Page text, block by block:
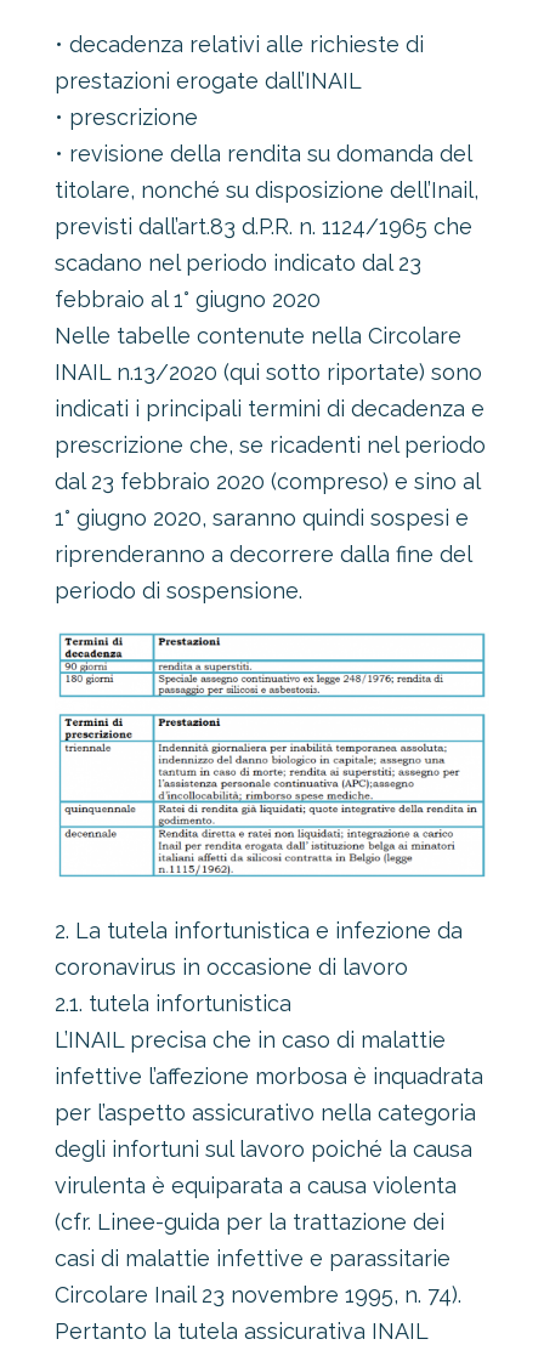
• decadenza relativi alle richieste di
prestazioni erogate dall’INAIL
• prescrizione
• revisione della rendita su domanda del
titolare, nonché su disposizione dell’Inail,
previsti dall’art.83 d.P.R. n. 1124/1965 che
scadano nel periodo indicato dal 23
febbraio al 1° giugno 2020
Nelle tabelle contenute nella Circolare
INAIL n.13/2020 (qui sotto riportate) sono
indicati i principali termini di decadenza e
prescrizione che, se ricadenti nel periodo
dal 23 febbraio 2020 (compreso) e sino al
1° giugno 2020, saranno quindi sospesi e
riprenderanno a decorrere dalla fine del
periodo di sospensione.
2. La tutela infortunistica e infezione da
coronavirus in occasione di lavoro
2.1. tutela infortunistica
L’INAIL precisa che in caso di malattie
infettive l’affezione morbosa è inquadrata
per l’aspetto assicurativo nella categoria
degli infortuni sul lavoro poiché la causa
virulenta è equiparata a causa violenta
(cfr. Linee-guida per la trattazione dei
casi di malattie infettive e parassitarie
Circolare Inail 23 novembre 1995, n. 74).
Pertanto la tutela assicurativa INAIL